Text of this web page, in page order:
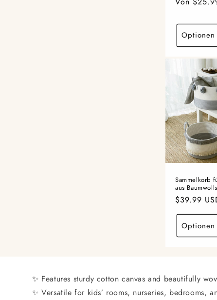
Optionen
Sammelkorb
aus
Normaler
Preis
$39.99
Optionen
✨ Features sturdy cotton canvas and beautifully
✨ Versatile for kids’ rooms, nurseries, bedrooms,